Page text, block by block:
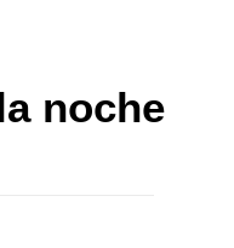
noche